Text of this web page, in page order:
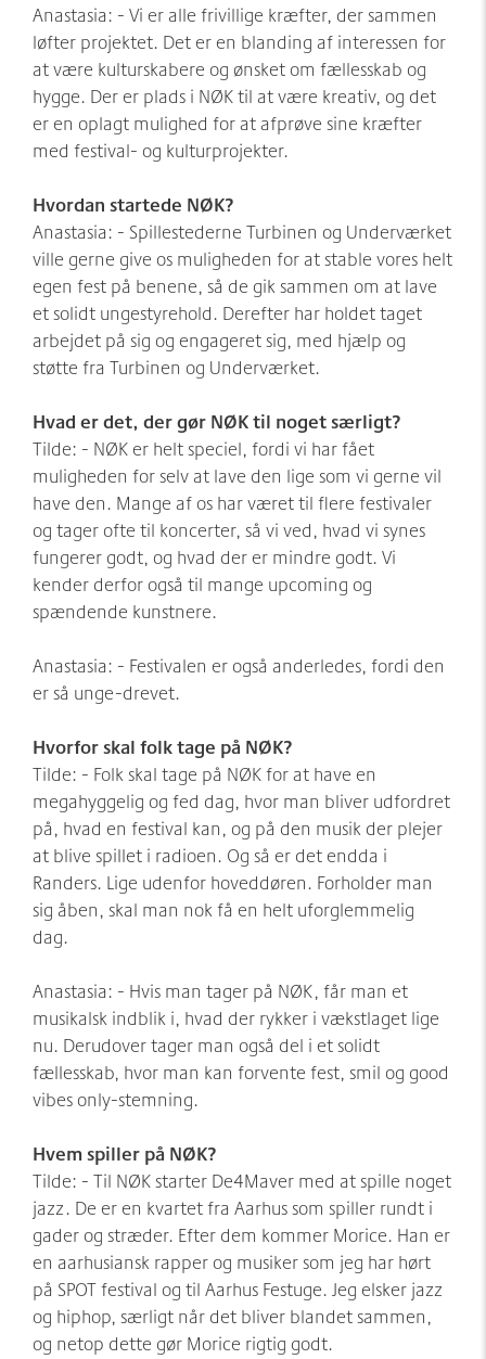
Anastasia: - Vi er alle frivillige kræfter, der sammen
løfter projektet. Det er en blanding af interessen for
at være kulturskabere og ønsket om fællesskab og
hygge. Der er plads i NØK til at være kreativ, og det
er en oplagt mulighed for at afprøve sine kræfter
med festival- og kulturprojekter.
Hvordan startede NØK?
Anastasia: - Spillestederne Turbinen og Underværket
ville gerne give os muligheden for at stable vores helt
egen fest på benene, så de gik sammen om at lave
et solidt ungestyrehold. Derefter har holdet taget
arbejdet på sig og engageret sig, med hjælp og
støtte fra Turbinen og Underværket.
Hvad er det, der gør NØK til noget særligt?
Tilde: - NØK er helt speciel, fordi vi har fået
muligheden for selv at lave den lige som vi gerne vil
have den. Mange af os har været til flere festivaler
og tager ofte til koncerter, så vi ved, hvad vi synes
fungerer godt, og hvad der er mindre godt. Vi
kender derfor også til mange upcoming og
spændende kunstnere.
Anastasia: - Festivalen er også anderledes, fordi den
er så unge-drevet.
Hvorfor skal folk tage på NØK?
Tilde: - Folk skal tage på NØK for at have en
megahyggelig og fed dag, hvor man bliver udfordret
på, hvad en festival kan, og på den musik der plejer
at blive spillet i radioen. Og så er det endda i
Randers. Lige udenfor hoveddøren. Forholder man
sig åben, skal man nok få en helt uforglemmelig
dag.
Anastasia: - Hvis man tager på NØK, får man et
musikalsk indblik i, hvad der rykker i vækstlaget lige
nu. Derudover tager man også del i et solidt
fællesskab, hvor man kan forvente fest, smil og good
vibes only-stemning.
Hvem spiller på NØK?
Tilde: - Til NØK starter De4Maver med at spille noget
jazz. De er en kvartet fra Aarhus som spiller rundt i
gader og stræder. Efter dem kommer Morice. Han er
en aarhusiansk rapper og musiker som jeg har hørt
på SPOT festival og til Aarhus Festuge. Jeg elsker jazz
og hiphop, særligt når det bliver blandet sammen,
og netop dette gør Morice rigtig godt.